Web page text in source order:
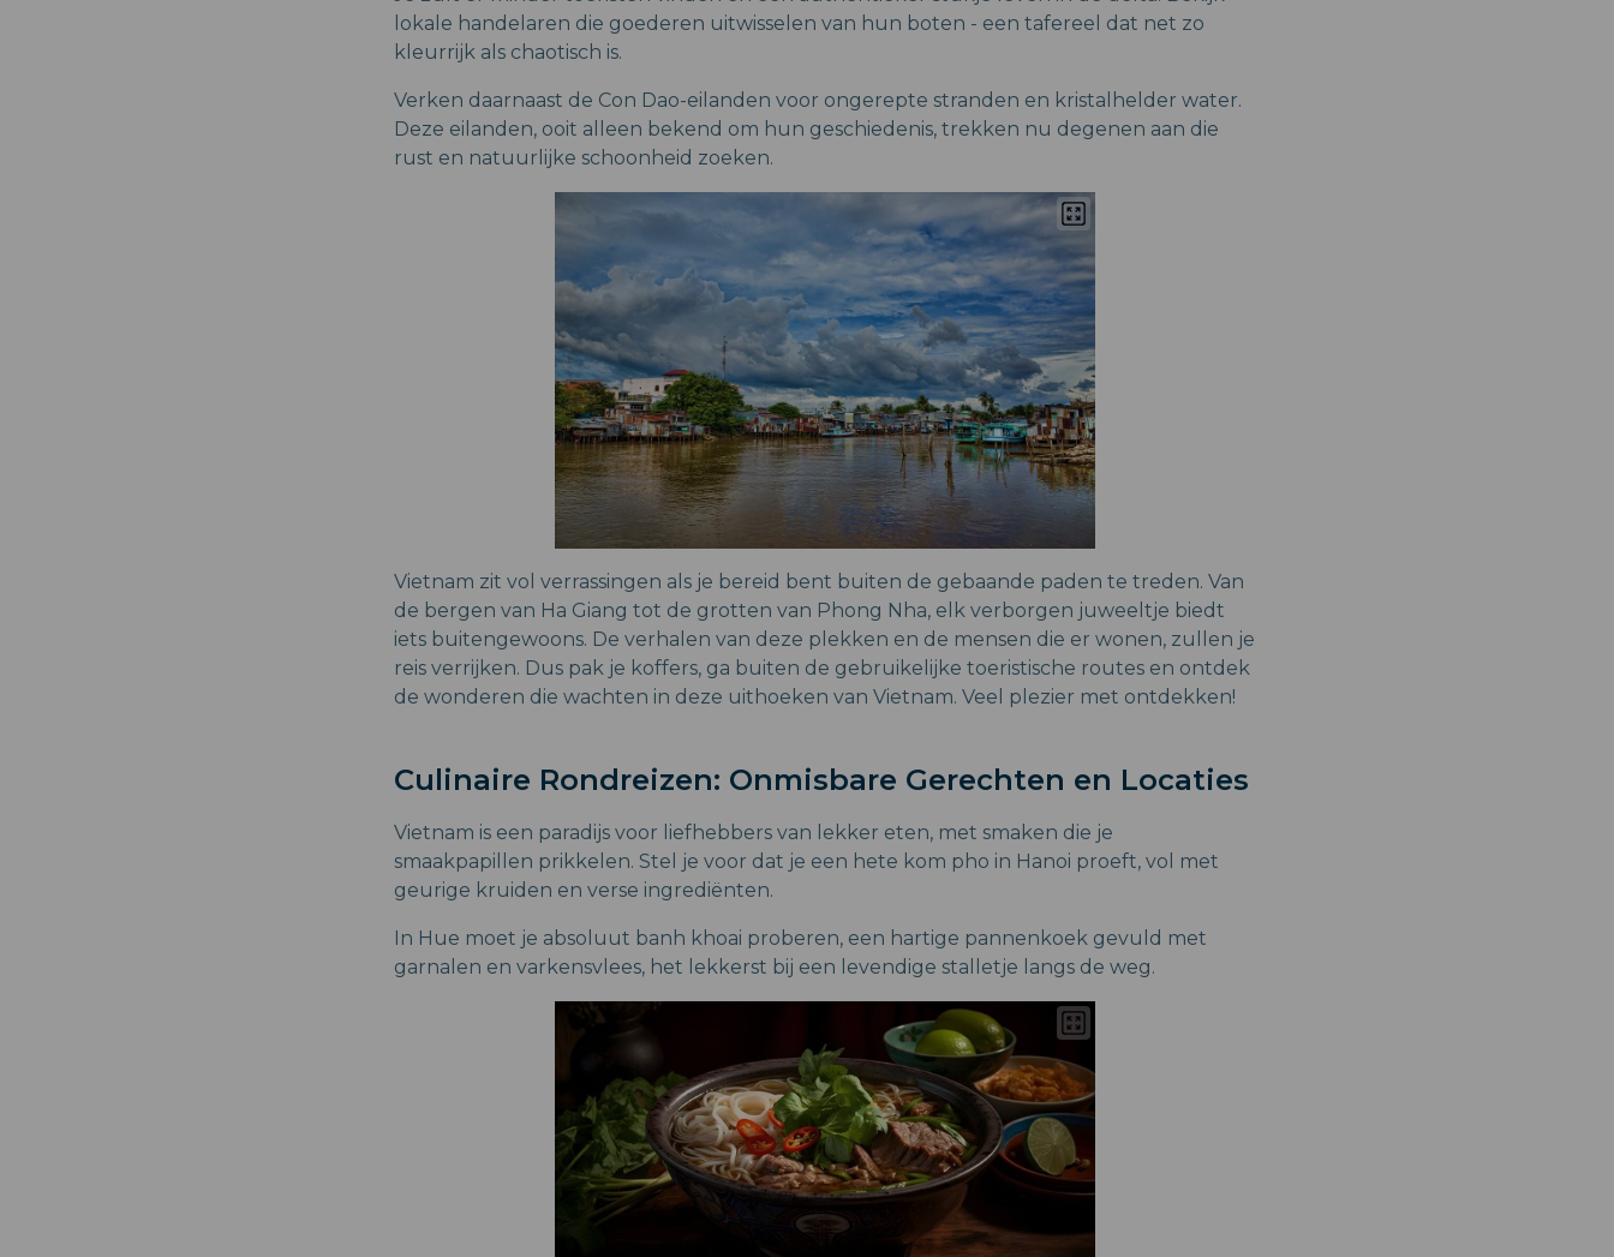
lokale handelaren die goederen uitwisselen van hun boten - een tafereel dat net zo
kleurrijk als chaotisch is.
Verken daarnaast de Con Dao-eilanden voor ongerepte stranden en kristalhelder water.
Deze eilanden, ooit alleen bekend om hun geschiedenis, trekken nu degenen aan die
rust en natuurlijke schoonheid zoeken.
Vietnam zit vol verrassingen als je bereid bent buiten de gebaande paden te treden. Van
de bergen van Ha Giang tot de grotten van Phong Nha, elk verborgen juweeltje biedt
iets buitengewoons. De verhalen van deze plekken en de mensen die er wonen, zullen je
reis verrijken. Dus pak je koffers, ga buiten de gebruikelijke toeristische routes en ontdek
de wonderen die wachten in deze uithoeken van Vietnam. Veel plezier met ontdekken!
Culinaire Rondreizen: Onmisbare Gerechten en Locaties
Vietnam is een paradijs voor liefhebbers van lekker eten, met smaken die je
smaakpapillen prikkelen. Stel je voor dat je een hete kom pho in Hanoi proeft, vol met
geurige kruiden en verse ingrediënten.
In Hue moet je absoluut banh khoai proberen, een hartige pannenkoek gevuld met
garnalen en varkensvlees, het lekkerst bij een levendige stalletje langs de weg.